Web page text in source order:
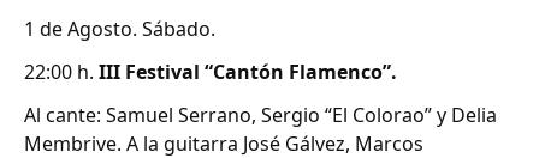
1 de Agosto. Sábado.
22:00 h. III Festival “Cantón Flamenco”.
Al cante: Samuel Serrano, Sergio “El Colorao” y Delia
Membrive. A la guitarra José Gálvez, Marcos